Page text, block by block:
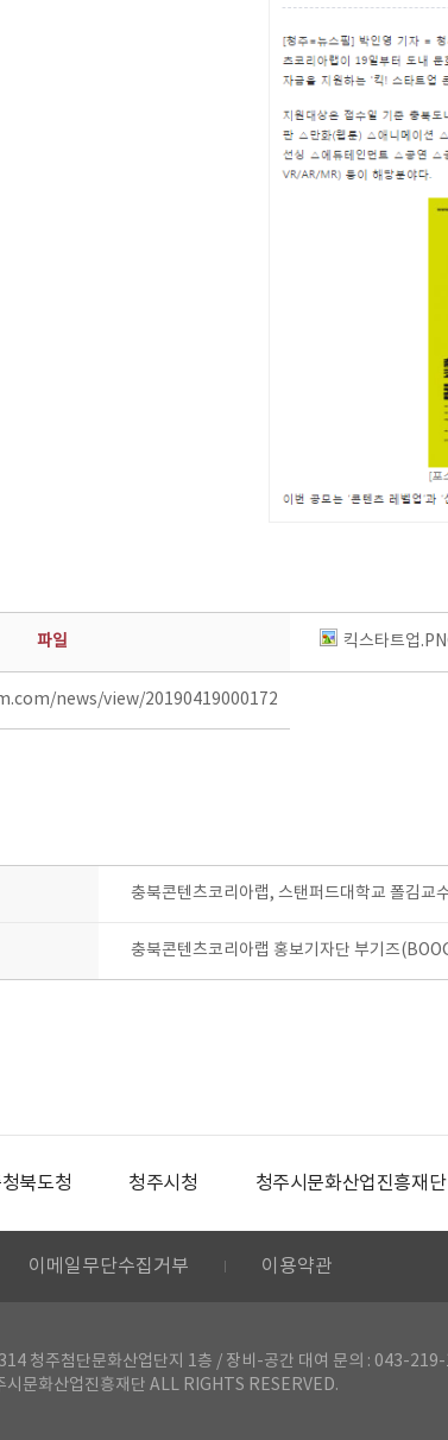
파일 킥스타트업
news/view/20190419000172
충북콘텐츠코리아랩, 스탠퍼드대학교 폴김교
충북콘텐츠코리아랩 홍보기자단 부기즈
북도청 청주시청 청주시문화산업진흥재단
이메일무단수집거부 이용약관
314 청주첨단문화산업단지 1층 / 장비-공간 대여 문의 :
문화산업진흥재단 ALL RIGHTS RESERVED.